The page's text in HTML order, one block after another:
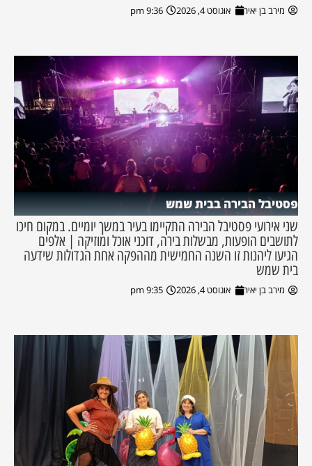
מירב בן יאיר אוגוסט 4, 2026 9:36 pm
פסטיבל הבירה בבית שמש
שני אירועי פסטיבל הבירה התקיימו בעיר במשך יומיים. במקום חיכו
לתושבים הופעות, מבשלות בירה, דוכני אוכל ומוזיקה | אלפים
הגיעו ליהנות זו השנה החמישית מההפקה אחת הגדולות שידעה
בית שמש
מירב בן יאיר אוגוסט 4, 2026 9:35 pm